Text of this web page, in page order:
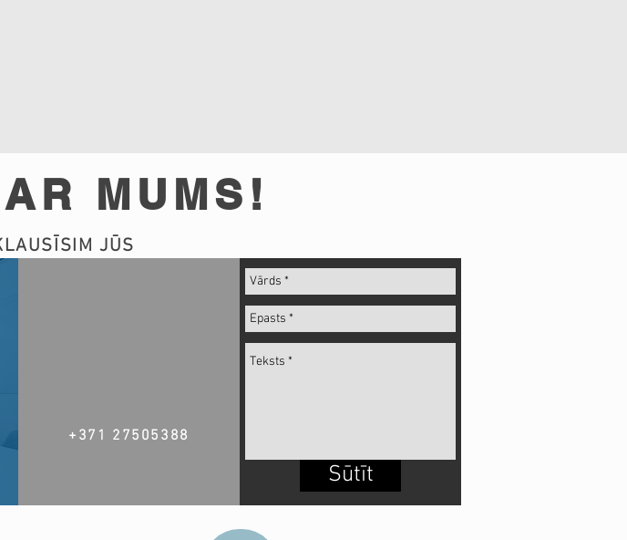
MUMS!
JŪS
+371 27505388
Sūtīt